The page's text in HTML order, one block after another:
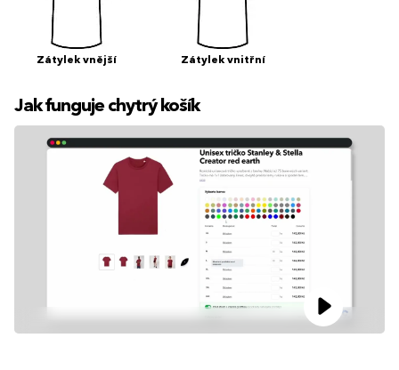
Zátylek vnější Zátylek vnitřní
Jak funguje chytrý košík